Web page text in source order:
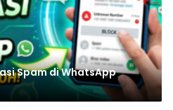
Spam di WhatsApp